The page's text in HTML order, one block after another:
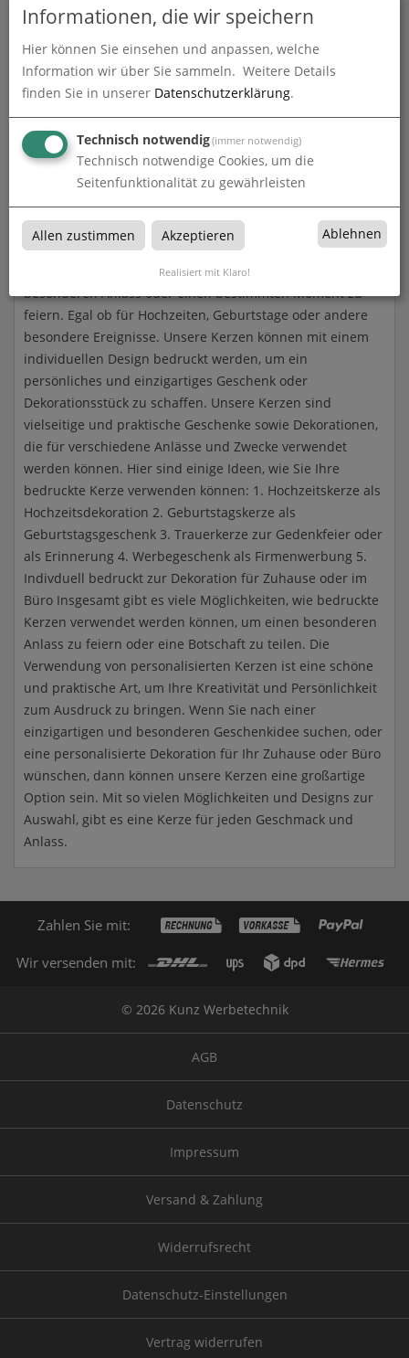
Kerze | B 8 cm x H 25 cm | rundum bedruckt
zum Artikel
Kerzen
Die von Kunz Werbetechnik aus Landkreis Donau-Ries,
Augsburg, Dillingen individuell bedruckte Kerzen sind eine
einzigartige und kreative Möglichkeit, um einen
besonderen Anlass oder einen bestimmten Moment zu
feiern. Egal ob für Hochzeiten, Geburtstage oder andere
besondere Ereignisse. Unsere Kerzen können mit einem
individuellen Design bedruckt werden, um ein
persönliches und einzigartiges Geschenk oder
Dekorationsstück zu schaffen. Unsere Kerzen sind
vielseitige und praktische Geschenke sowie Dekorationen,
die für verschiedene Anlässe und Zwecke verwendet
werden können. Hier sind einige Ideen, wie Sie Ihre
bedruckte Kerze verwenden können: 1. Hochzeitskerze als
Hochzeitsdekoration 2. Geburtstagskerze als
Geburtstagsgeschenk 3. Trauerkerze zur Gedenkfeier oder
als Erinnerung 4. Werbegeschenk als Firmenwerbung 5.
Indivduell bedruckt zur Dekoration für Zuhause oder im
Büro Insgesamt gibt es viele Möglichkeiten, wie bedruckte
Kerzen verwendet werden können, um einen besonderen
Anlass zu feiern oder eine Botschaft zu teilen. Die
Verwendung von personalisierten Kerzen ist eine schöne
und praktische Art, um Ihre Kreativität und Persönlichkeit
zum Ausdruck zu bringen. Wenn Sie nach einer
einzigartigen und besonderen Geschenkidee suchen, oder
eine personalisierte Dekoration für Ihr Zuhause oder Büro
wünschen, dann können unsere Kerzen eine großartige
Option sein. Mit so vielen Möglichkeiten und Designs zur
Auswahl, gibt es eine Kerze für jeden Geschmack und
Anlass.
Zahlen Sie mit:
Wir versenden mit:
© 2026 Kunz Werbetechnik
AGB
Datenschutz
Impressum
Versand & Zahlung
Widerrufsrecht
Datenschutz-Einstellungen
Vertrag widerrufen
Informationen, die wir speichern
Hier können Sie einsehen und anpassen, welche
Information wir über Sie sammeln. Weitere Details
finden Sie in unserer Datenschutzerklärung.
Technisch notwendig(immer notwendig)
Technisch notwendige Cookies, um die
Seitenfunktionalität zu gewährleisten
Allen zustimmen Akzeptieren Ablehnen
Realisiert mit Klaro!